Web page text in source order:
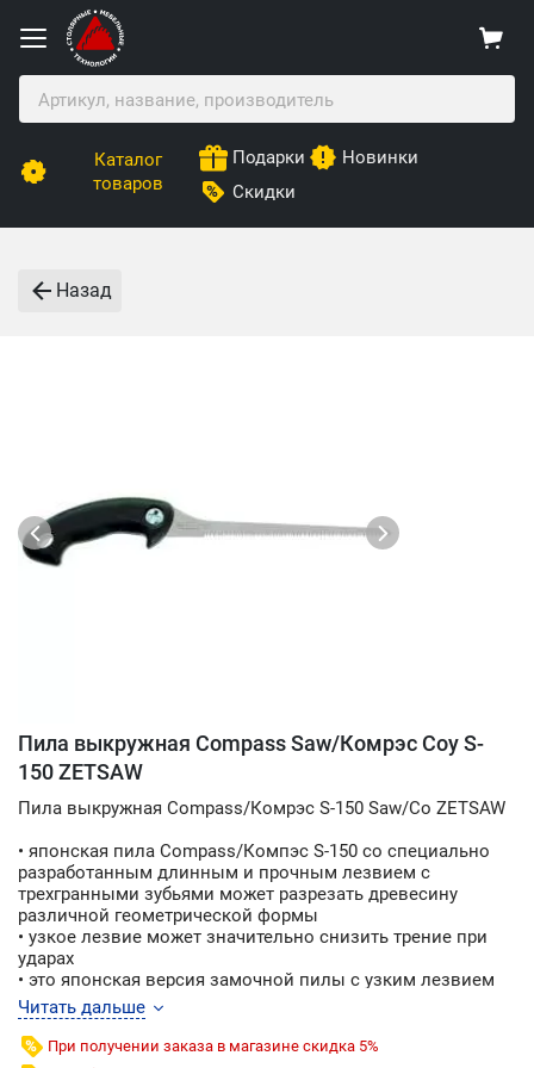
Каталог
товаров
Подарки
Новинки
Скидки
Назад
Пила выкружная Compass Saw/Комрэс Соу S-
150 ZETSAW
Пила выкружная Compass/Комрэс S-150 Saw/Со ZETSAW
• японская пила Compass/Компэс S-150 со специально
разработанным длинным и прочным лезвием с
трехгранными зубьями может разрезать древесину
различной геометрической формы
• узкое лезвие может значительно снизить трение при
ударах
• это японская версия замочной пилы с узким лезвием
разработана специально для крутых поворотов с
минимальным трением
• режущая кромка подвергалась ударной импульсной
Читать дальше
При получении заказа в магазине скидка 5%